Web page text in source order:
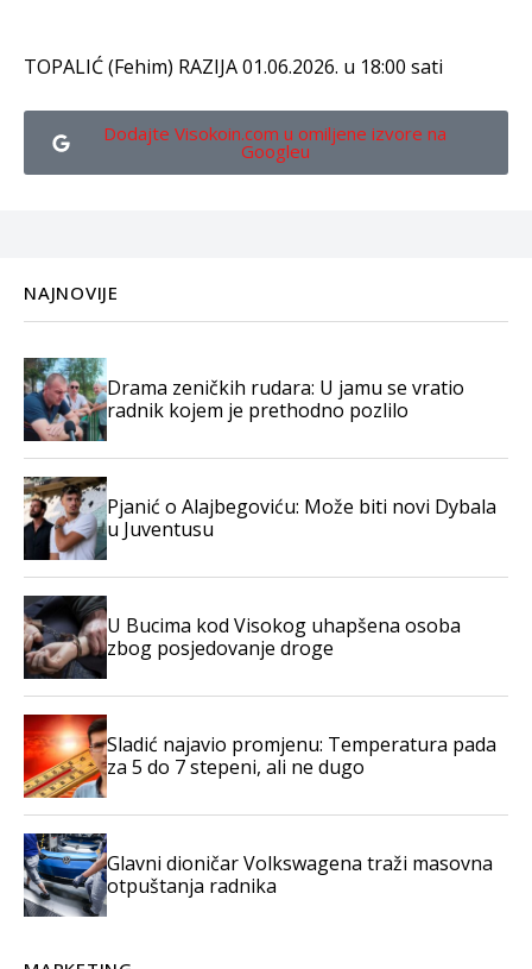
TOPALIĆ (Fehim) RAZIJA 01.06.2026. u 18:00 sati
Dodajte Visokoin.com u omiljene izvore na
Googleu
NAJNOVIJE
Drama zeničkih rudara: U jamu se vratio
radnik kojem je prethodno pozlilo
Pjanić o Alajbegoviću: Može biti novi Dybala
u Juventusu
U Bucima kod Visokog uhapšena osoba
zbog posjedovanje droge
Sladić najavio promjenu: Temperatura pada
za 5 do 7 stepeni, ali ne dugo
Glavni dioničar Volkswagena traži masovna
otpuštanja radnika